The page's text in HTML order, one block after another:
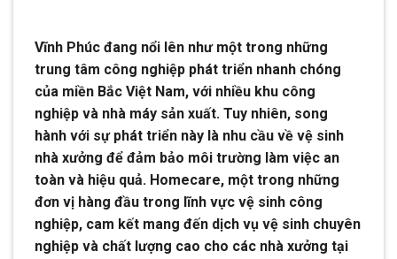
Vĩnh Phúc đang nổi lên như một trong những
trung tâm công nghiệp phát triển nhanh chóng
của miền Bắc Việt Nam, với nhiều khu công
nghiệp và nhà máy sản xuất. Tuy nhiên, song
hành với sự phát triển này là nhu cầu về vệ sinh
nhà xưởng để đảm bảo môi trường làm việc an
toàn và hiệu quả. Homecare, một trong những
đơn vị hàng đầu trong lĩnh vực vệ sinh công
nghiệp, cam kết mang đến dịch vụ vệ sinh chuyên
nghiệp và chất lượng cao cho các nhà xưởng tại